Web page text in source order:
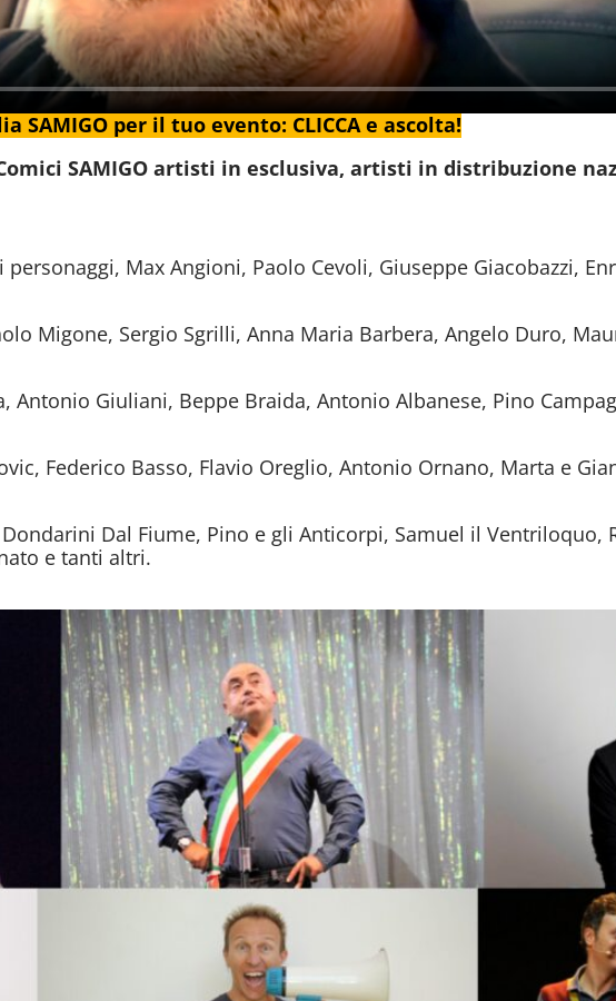
SAMIGO per il tuo evento: CLICCA e ascolta!
SAMIGO artisti in esclusiva, artisti in distribuzione
Max Angioni, Paolo Cevoli, Giuseppe Giacobazzi,
Migone, Sergio Sgrilli, Anna Maria Barbera, Angelo Duro,
Antonio Giuliani, Beppe Braida, Antonio Albanese, Pino
Federico Basso, Flavio Oreglio, Antonio Ornano, Marta e
Dal Fiume, Pino e gli Anticorpi, Samuel il Ventriloquo,
e tanti altri.